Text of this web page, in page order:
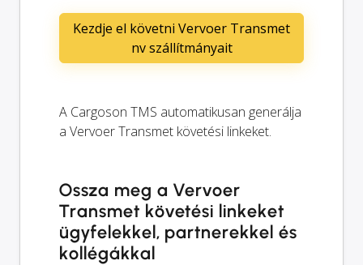
Kezdje el követni Vervoer Transmet
nv szállítmányait
A Cargoson TMS automatikusan generálja
a Vervoer Transmet követési linkeket.
Ossza meg a Vervoer
Transmet követési linkeket
ügyfelekkel, partnerekkel és
kollégákkal